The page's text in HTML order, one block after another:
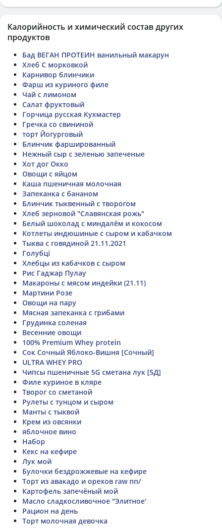
Калорийность и химический состав других
продуктов
Бад ВЕГАН ПРОТЕИН ванильный макарун
Хлеб С морковкой
Карнивор блинчики
Фарш из куриного филе
Чай с лимоном
Салат фруктовый
Горчица русская Кухмастер
Гречка со свининой
торт Йогурговый
Блинчик фаршированный
Нежный сыр с зеленью запеченые
Хот дог Окко
Овощи с яйцом
Каша пшеничная молочная
Запеканка с бананом
Блинчик тыквенный с творогом
Хлеб зерновой "Славянская рожь"
Белый шоколад с миндалём и кокосом
Котлеты индюшиные с сыром и кабачком
Тыква с говядиной 21.11.2021
Голубці
Хлебцы из кабачков с сыром
Рис Гаджар Пулау
Макароны с мясом индейки (21.11)
Мартини Розе
Овощи на пару
Мясная запеканка с грибами
Грудинка соленая
Весенние овощи
100% Premium Whey protein
Сок Сочный Яблоко-Вишня [Сочный]
ULTRA WHEY PRO
Чипсы пшеничные 5G сметана лук [5Д]
Филе куриное в кляре
Творог со сметаной
Рулеты с тунцом и сыром
Манты с тыквой
Крем из овсянки
яблочное вино
Набор
Кекс на кефире
Лук мой
Булочки бездрожжевые на кефире
Торт из авакадо и орехов raw пп/
Картофель запечёный мой
Масло сладкосливочное "Элитное'
Рацион на день
Торт молочная девочка